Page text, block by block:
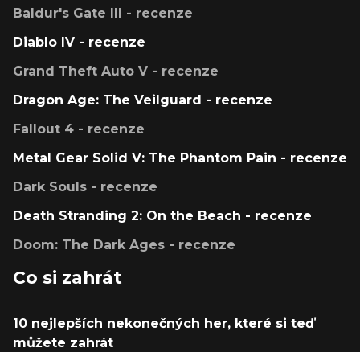
Baldur's Gate III - recenze
Diablo IV - recenze
Grand Theft Auto V - recenze
Dragon Age: The Veilguard - recenze
Fallout 4 - recenze
Metal Gear Solid V: The Phantom Pain - recenze
Dark Souls - recenze
Death Stranding 2: On the Beach - recenze
Doom: The Dark Ages - recenze
Co si zahrát
10 nejlepších nekonečných her, které si teď
můžete zahrát